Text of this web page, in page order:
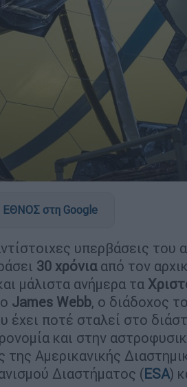
ΕΘΝΟΣ στη Google
υπερβάσεις του
30 χρόνιααπό τον
μάλιστα ανήμερα τα
James Webb, ο διάδοχος
έχει ποτέ σταλεί στο
και στην
της Αμερικανικής
Διαστήματος (ESA)